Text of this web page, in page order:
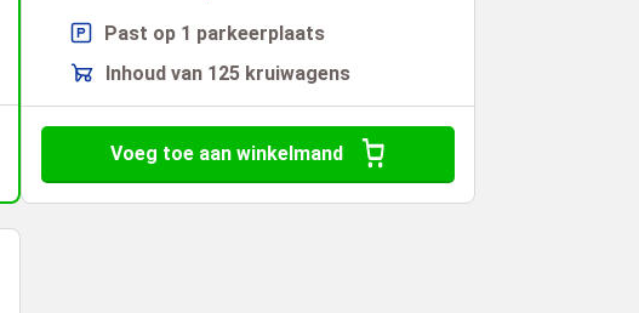
Past op 1 parkeerplaats
Inhoud van 125 kruiwagens
Voeg toe aan winkelmand